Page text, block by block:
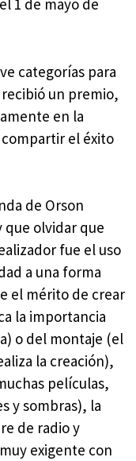
1 de mayo de
categorías para
un premio,
en la
el éxito
de Orson
que olvidar que
fue el uso
a una forma
el mérito de crear
la importancia
o del montaje (el
la creación),
películas,
y sombras), la
de radio y
exigente con